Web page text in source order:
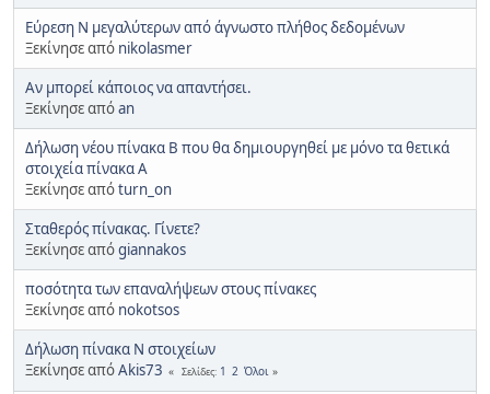
Εύρεση Ν μεγαλύτερων από άγνωστο πλήθος δεδομένων
Ξεκίνησε από nikolasmer
Αν μπορεί κάποιος να απαντήσει.
Ξεκίνησε απόan
Δήλωση νέου πίνακα Β που θα δημιουργηθεί με μόνο τα θετικά
στοιχεία πίνακα Α
Ξεκίνησε απόturn_on
Σταθερός πίνακας. Γίνετε?
Ξεκίνησε απόgiannakos
ποσότητα των επαναλήψεων στους πίνακες
Ξεκίνησε από nokotsos
Δήλωση πίνακα Ν στοιχείων
Ξεκίνησε απόAkis73 Σελίδες 1 2 Όλοι